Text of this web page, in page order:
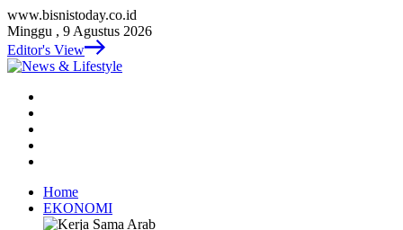
www.bisnistoday.co.id
Minggu , 9 Agustus 2026
Editor's View
Home
EKONOMI